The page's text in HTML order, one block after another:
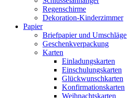
Regenschirme
Dekoration-Kinderzimmer
Papier
Briefpapier und Umschläge
Geschenkverpackung
Karten
Einladungskarten
Einschulungskarten
Glückwunschkarten
Konfirmationskarten
Weihnachtskarten